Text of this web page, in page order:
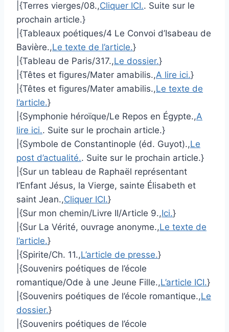
|{Terres vierges/08.,Cliquer ICI.. Suite sur le
prochain article.}
|{Tableaux poétiques/4 Le Convoi d’Isabeau de
Bavière.,Le texte de l’article.}
|{Tableau de Paris/317.,Le dossier.}
|{Têtes et figures/Mater amabilis.,A lire ici.}
|{Têtes et figures/Mater amabilis.,Le texte de
l’article.}
|{Symphonie héroïque/Le Repos en Égypte.,A
lire ici.. Suite sur le prochain article.}
|{Symbole de Constantinople (éd. Guyot).,Le
post d’actualité.. Suite sur le prochain article.}
|{Sur un tableau de Raphaël représentant
l’Enfant Jésus, la Vierge, sainte Élisabeth et
saint Jean.,Cliquer ICI.}
|{Sur mon chemin/Livre II/Article 9.,Ici.}
|{Sur La Vérité, ouvrage anonyme.,Le texte de
l’article.}
|{Spirite/Ch. 11.,L’article de presse.}
|{Souvenirs poétiques de l’école
romantique/Ode à une Jeune Fille.,L’article ICI.}
|{Souvenirs poétiques de l’école romantique.,Le
dossier.}
|{Souvenirs poétiques de l’école